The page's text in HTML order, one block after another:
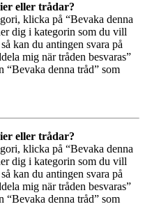
eller trådar?
klicka på “Bevaka denna
dig i kategorin som du vill
kan du antingen svara på
mig när tråden besvaras”
“Bevaka denna tråd” som
eller trådar?
klicka på “Bevaka denna
dig i kategorin som du vill
kan du antingen svara på
mig när tråden besvaras”
“Bevaka denna tråd” som